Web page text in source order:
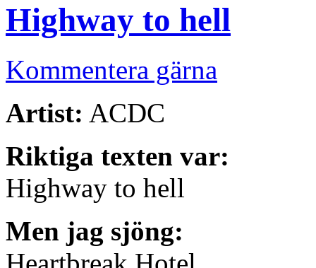
Highway to hell
Kommentera gärna
Artist: ACDC
Riktiga texten var:
Highway to hell
Men jag sjöng: